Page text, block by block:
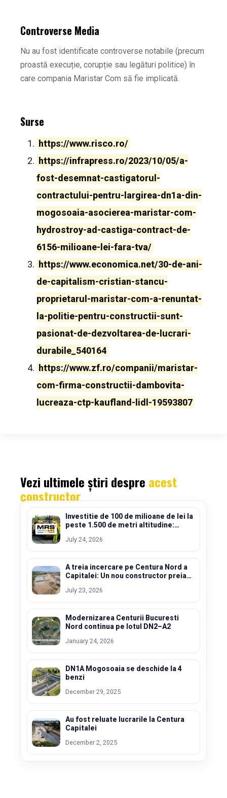
Controverse Media
Nu au fost identificate controverse notabile (precum
proastă execuție, corupție sau legături politice) în
care compania Maristar Com să fie implicată.
Surse
https://www.risco.ro/
https://infrapress.ro/2023/10/05/a-
fost-desemnat-castigatorul-
contractului-pentru-largirea-dn1a-din-
mogosoaia-asocierea-maristar-com-
hydrostroy-ad-castiga-contract-de-
6156-milioane-lei-fara-tva/
https://www.economica.net/30-de-ani-
de-capitalism-cristian-stancu-
proprietarul-maristar-com-a-renuntat-
la-politie-pentru-constructii-sunt-
pasionat-de-dezvoltarea-de-lucrari-
durabile_540164
https://www.zf.ro/companii/maristar-
com-firma-constructii-dambovita-
lucreaza-ctp-kaufland-lidl-19593807
Vezi ultimele știri despre acest
constructor
Investitie de 100 de milioane de lei la
peste 1.500 de metri altitudine:
spectaculoasa din Carpati
July 24, 2026
A treia incercare pe Centura Nord a
Capitalei: Un nou constructor preia
stadiu fizic
July 23, 2026
Modernizarea Centurii Bucuresti
Nord continua pe lotul DN2–A2
January 24, 2026
DN1A Mogosoaia se deschide la 4
benzi
December 29, 2025
Au fost reluate lucrarile la Centura
Capitalei
December 2, 2025